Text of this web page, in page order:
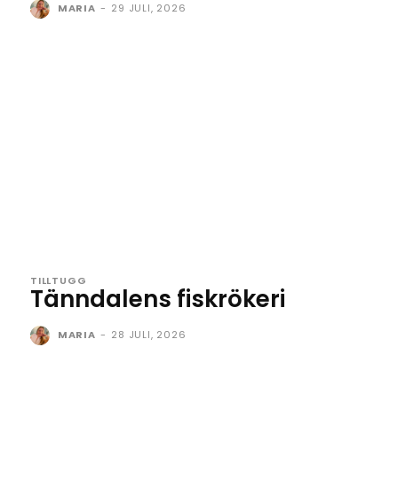
MARIA - 29 JULI, 2026
TILLTUGG
Tänndalens fiskrökeri
MARIA - 28 JULI, 2026